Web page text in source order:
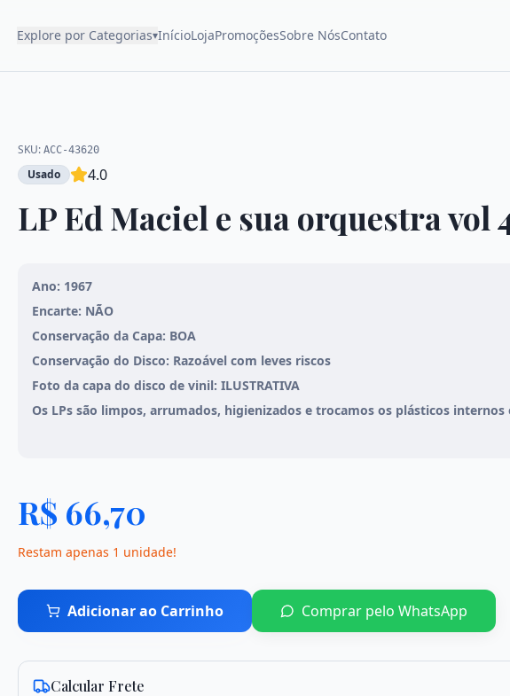
Explore por Categorias▾InícioLojaPromoçõesSobre NósContato
SKU: ACC-43620
Usado 4.0
LP Ed Maciel e sua orquestra vol
Ano: 1967
Encarte: NÃO
Conservação da Capa: BOA
Conservação do Disco: Razoável com leves riscos
Foto da capa do disco de vinil: ILUSTRATIVA
Os LPs são limpos, arrumados, higienizados e trocamos os plásticos internos
R$ 66,70
Restam apenas 1 unidade!
Adicionar ao Carrinho Comprar pelo WhatsApp
Calcular Frete